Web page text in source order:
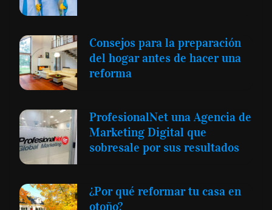
Consejos para la preparación
del hogar antes de hacer una
reforma
ProfesionalNet una Agencia de
Marketing Digital que
sobresale por sus resultados
¿Por qué reformar tu casa en
otoño?